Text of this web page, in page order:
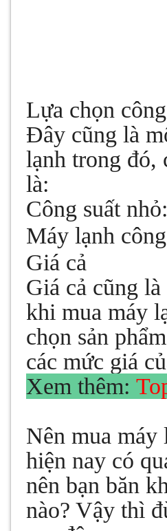
Lựa chọn
Đây cũng là
lạnh trong đó,
là:
Công suất
Máy lạnh
Giá cả
Giá cả cũng
khi mua máy
chọn sản
các mức giá
Xem thêm:
Nên mua máy
hiện nay có
nên bạn băn
nào? Vậy thì